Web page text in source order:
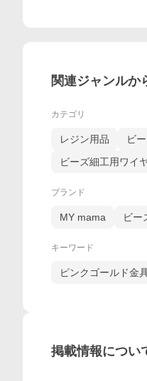
関連ジャンルか
カテゴリ
レジン用品 ビ
ビーズ細工用ワイ
ブランド
MY mama ビー
キーワード
ピンクゴールド金
掲載情報につい